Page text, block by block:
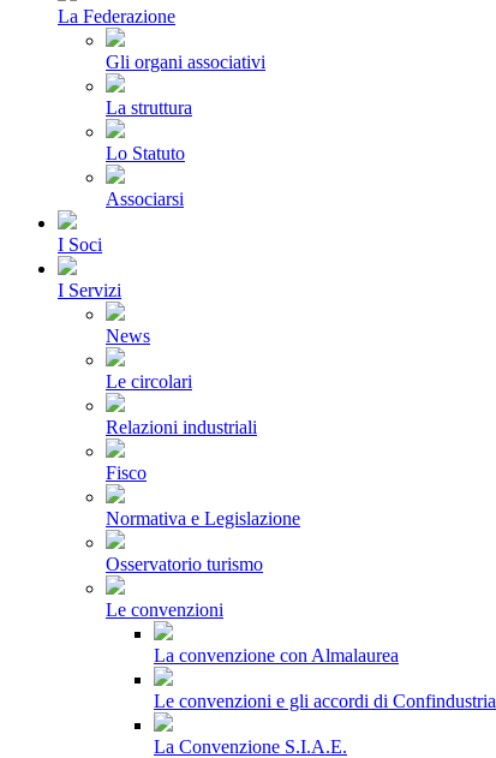
La Federazione
Gli organi associativi
La struttura
Lo Statuto
Associarsi
I Soci
I Servizi
News
Le circolari
Relazioni industriali
Fisco
Normativa e Legislazione
Osservatorio turismo
Le convenzioni
La convenzione con Almalaurea
Le convenzioni e gli accordi di Confindustria
La Convenzione S.I.A.E.